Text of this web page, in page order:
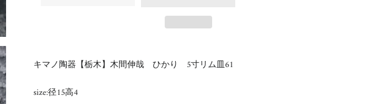
キマノ陶器【栃木】木間伸哉 ひかり 5寸リム皿61
size:径15高4